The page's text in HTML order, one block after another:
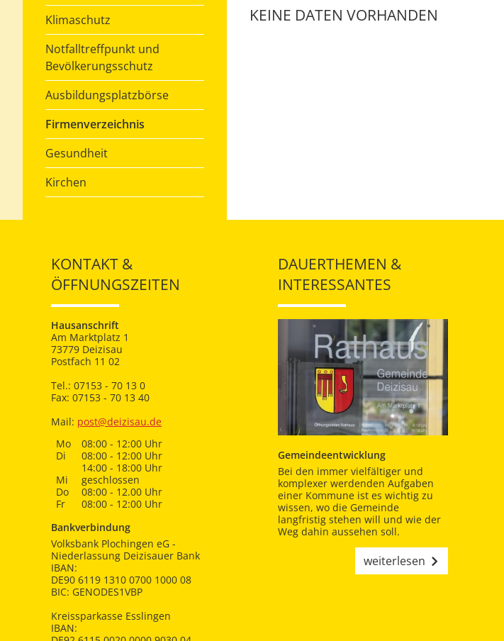
Klimaschutz
Notfalltreffpunkt und
Bevölkerungsschutz
Ausbildungsplatzbörse
Firmenverzeichnis
Gesundheit
Kirchen
KEINE DATEN VORHANDEN
KONTAKT &
ÖFFNUNGSZEITEN
Hausanschrift
Am Marktplatz 1
73779 Deizisau
Postfach 11 02
Tel.: 07153 - 70 13 0
Fax: 07153 - 70 13 40
Mail: post@deizisau.de
Mo
08:00 - 12:00 Uhr
Di
08:00 - 12:00 Uhr
14:00 - 18:00 Uhr
Mi
geschlossen
Do
08:00 - 12.00 Uhr
Fr
08:00 - 12:00 Uhr
Bankverbindung
Volksbank Plochingen eG -
Niederlassung Deizisauer Bank
IBAN:
DE90 6119 1310 0700 1000 08
BIC: GENODES1VBP
Kreissparkasse Esslingen
IBAN:
DAUERTHEMEN &
INTERESSANTES
Gemeindeentwicklung
Bei den immer vielfältiger und
komplexer werdenden Aufgaben
einer Kommune ist es wichtig zu
wissen, wo die Gemeinde
langfristig stehen will und wie der
Weg dahin aussehen soll.
weiterlesen